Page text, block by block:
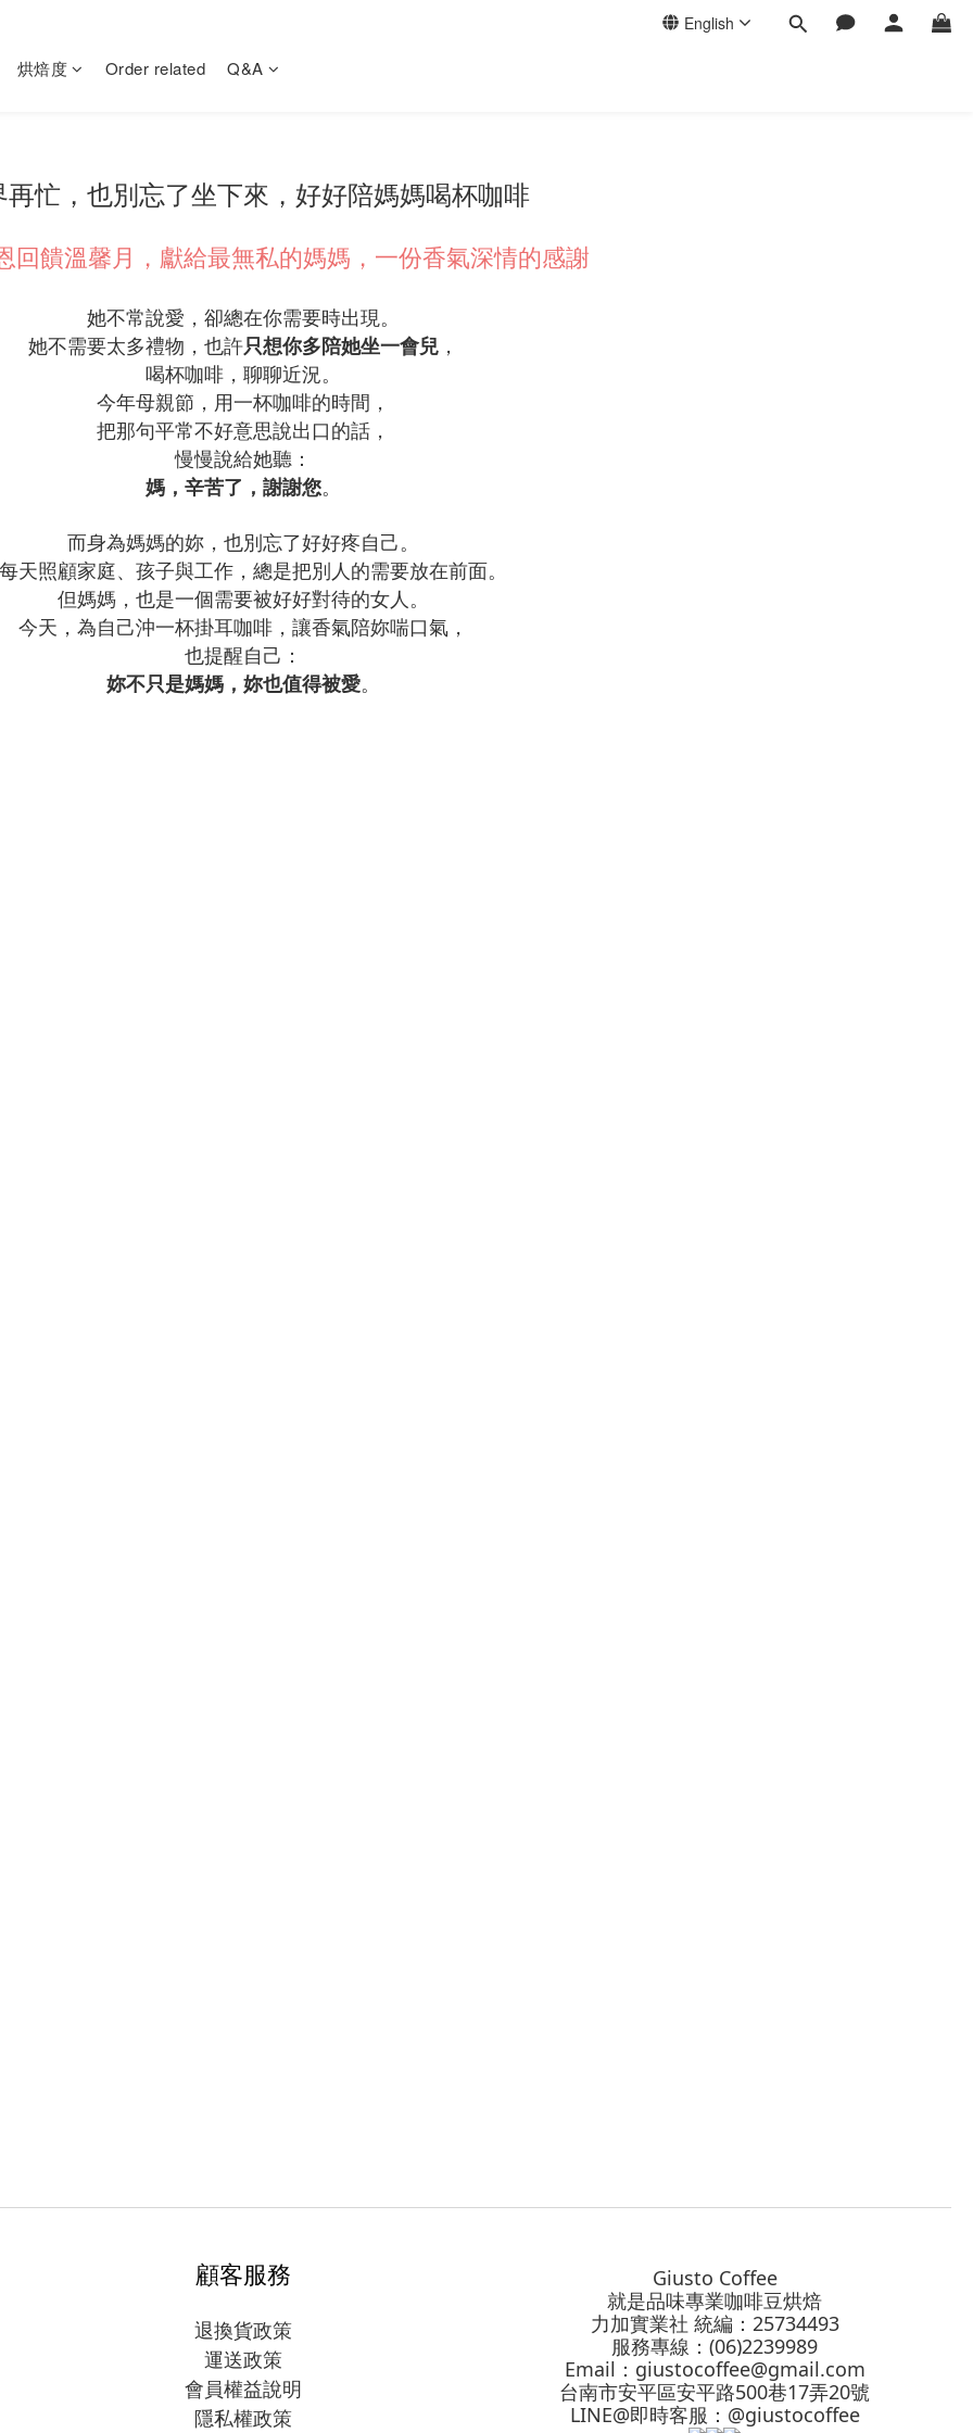
English
烘焙度 Order related Q&A
再忙，也別忘了坐下來，好好陪媽媽喝杯咖啡
回饋溫馨月，獻給最無私的媽媽，一份香氣深情的感謝
她不常說愛， 卻總在你需要時出現。
她不需要太多禮物， 也許只想你多陪她坐一會兒 ，
喝杯咖啡，聊聊近況。
今年母親節， 用一杯咖啡的時間，
把那句平常不好意思說出口的話，
慢慢說給她聽：
媽，辛苦了，謝謝您。
而身為媽媽的妳， 也別忘了好好疼自己。
天照顧家庭、孩子與工作， 總是把別人的需要放在前面。
但媽媽，也是一個需要被好好對待的女人。
今天，為自己沖一杯掛耳咖啡， 讓香氣陪妳喘口氣，
也提醒自己：
妳不只是媽媽，妳也值得被愛。
顧客服務
退換貨政策
運送政策
會員權益說明
隱私權政策
Giusto Coffee
就是品味專業咖啡豆烘焙
力加實業社 統編：25734493
服務專線：(06)2239989
Email： giustocoffee@gmail.com
台南市安平區安平路500巷17弄20號
LINE@即時客服：@giustocoffee